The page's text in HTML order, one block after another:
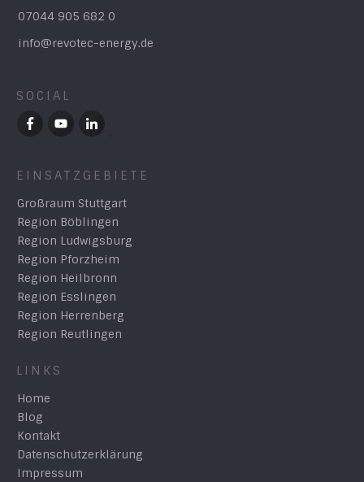
07044 905 682 0
info@revotec-energy.de
SOCIAL
EINSATZGEBIETE
Großraum Stuttgart
Region Böblingen
Region Ludwigsburg
Region Pforzheim
Region Heilbronn
Region Esslingen
Region Herrenberg
Region Reutlingen
LINKS
Home
Blog
Kontakt
Datenschutzerklärung
Impressum